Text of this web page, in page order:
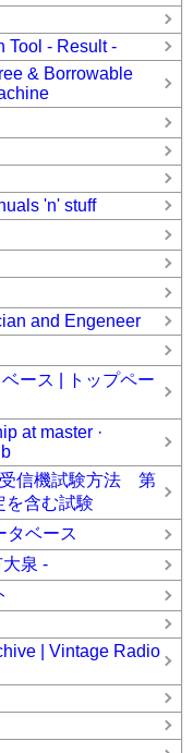
Tool - Result -
& Borrowable
'n' stuff
and Engeneer
ース | トップペー
at master ·
受信機試験方法 第
を含む試験
タベース
泉 -
| Vintage Radio